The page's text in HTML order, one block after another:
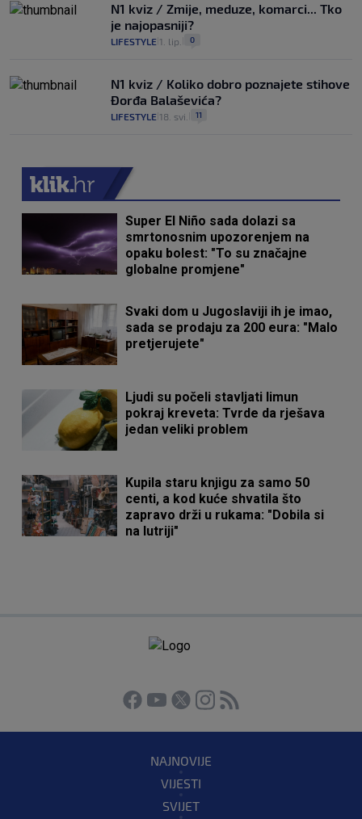
N1 kviz / Zmije, meduze, komarci... Tko
je najopasniji?
LIFESTYLE 1. lip. 0
N1 kviz / Koliko dobro poznajete stihove
Đorđa Balaševića?
LIFESTYLE 18. svi. 11
Super El Niño sada dolazi sa
smrtonosnim upozorenjem na
opaku bolest: "To su značajne
globalne promjene"
Svaki dom u Jugoslaviji ih je imao,
sada se prodaju za 200 eura: "Malo
pretjerujete"
Ljudi su počeli stavljati limun
pokraj kreveta: Tvrde da rješava
jedan veliki problem
Kupila staru knjigu za samo 50
centi, a kod kuće shvatila što
zapravo drži u rukama: "Dobila si
na lutriji"
NAJNOVIJE
VIJESTI
SVIJET